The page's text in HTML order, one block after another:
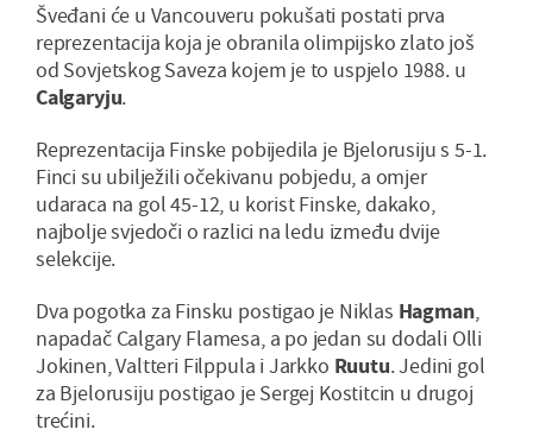
Šveđani će u Vancouveru pokušati postati prva
reprezentacija koja je obranila olimpijsko zlato još
od Sovjetskog Saveza kojem je to uspjelo 1988. u
Calgaryju.
Reprezentacija Finske pobijedila je Bjelorusiju s 5-1.
Finci su ubilježili očekivanu pobjedu, a omjer
udaraca na gol 45-12, u korist Finske, dakako,
najbolje svjedoči o razlici na ledu između dvije
selekcije.
Dva pogotka za Finsku postigao je Niklas Hagman,
napadač Calgary Flamesa, a po jedan su dodali Olli
Jokinen, Valtteri Filppula i Jarkko Ruutu. Jedini gol
za Bjelorusiju postigao je Sergej Kostitcin u drugoj
trećini.